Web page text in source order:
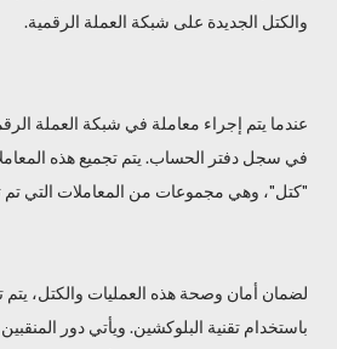
والكتل الجديدة على شبكة العملة الرقمية.
عندما يتم إجراء معاملة في شبكة العملة
في سجل دفتر الحساب. يتم تجميع هذه
"كتل"، وهي مجموعات من المعاملات التي تم
لضمان أمان وصحة هذه العمليات والكتل، يتم
باستخدام تقنية البلوكشين. ويأتي دور